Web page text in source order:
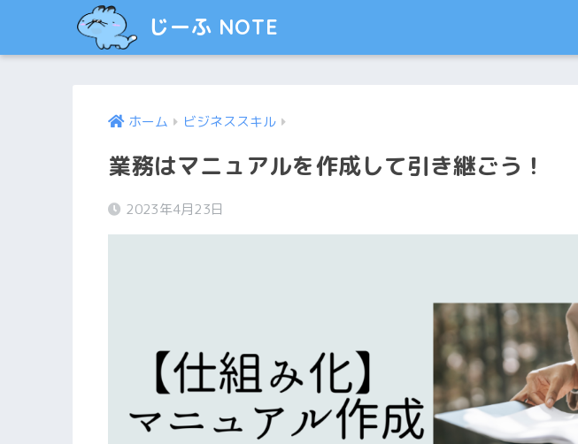
じーふ NOTE
ホーム ビジネススキル
業務はマニュアルを作成して引き継ごう！
2023年4月23日